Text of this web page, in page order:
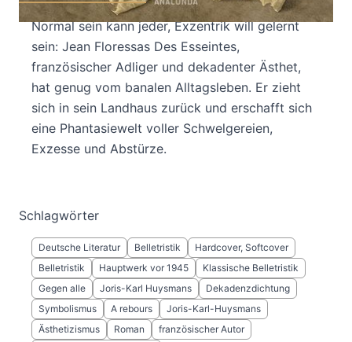
Normal sein kann jeder, Exzentrik will gelernt
sein: Jean Floressas Des Esseintes,
französischer Adliger und dekadenter Ästhet,
hat genug vom banalen Alltagsleben. Er zieht
sich in sein Landhaus zurück und erschafft sich
eine Phantasiewelt voller Schwelgereien,
Exzesse und Abstürze.
Schlagwörter
Deutsche Literatur Belletristik
Hardcover, Softcover
Belletristik
Hauptwerk vor 1945
Klassische Belletristik
Gegen alle
Joris-Karl Huysmans
Dekadenzdichtung
Symbolismus
A rebours
Joris-Karl-Huysmans
Ästhetizismus
Roman französischer Autor